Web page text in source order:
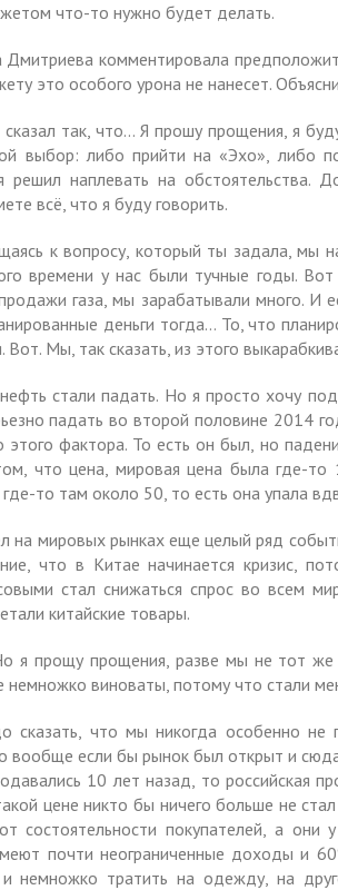
что-то нужно будет делать.
комментировала
это особого урона не нанесет.
так, что… Я прошу прощения, я
выбор: либо прийти на «Эхо», либо
решил наплевать на обстоятельства.
всё, что я буду говорить.
к вопросу, который ты задала, мы
времени у нас были тучные годы.
газа, мы зарабатывали много. И
деньги тогда… То, что
Вот. Мы, так сказать, из этого
стали падать. Но я просто хочу
падать во второй половине 2014
этого фактора. То есть он был, но
что цена, мировая цена была где-
то там около 50, то есть она упала
на мировых рынках еще целый ряд
что в Китае начинается кризис,
стал снижаться спрос во всем
китайские товары.
я прощу прощения, разве мы не тот же
виноваты, потому что стали
сказать, что мы никогда особенно не
вообще если бы рынок был открыт и
10 лет назад, то российская
цене никто бы ничего больше не
состоятельности покупателей, а они
почти неограниченные доходы и
и немножко тратить на одежду, на